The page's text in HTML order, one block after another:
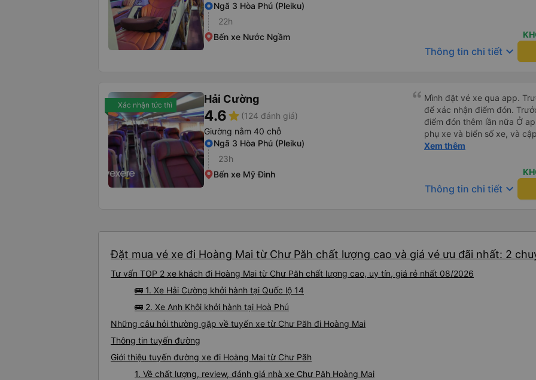
Ngã 3 Hòa Phú (Pleiku)
22h
Bến xe Nước Ngầm
Thông tin chi tiết keyboard_arrow_down
Xác nhận tức thì Hải Cường
4.6star (124 đánh giá)
Giường nằm 40 chỗ
Ngã 3 Hòa Phú (Pleiku)
23h
Bến xe Mỹ Đình
Mình đặt vé xe qua app.
để xác nhận điểm đón.
điểm đón thêm lần nữa Ở app Vexere có cập nhật đúng sđt
phụ xe và biển số xe, và cập
tối là 50k/ người. Chỗ nằm thoải mái, có nước, ổ cắm sạc
Xem thêm
Thông tin chi tiết keyboard_arrow_down
Đặt mua vé xe đi Hoàng Mai từ Chư Păh chất lượng cao và giá vé ưu đãi nhất: 2
Tư vấn TOP 2 xe khách đi Hoàng Mai từ Chư Păh chất lượng cao, uy tín, giá rẻ nhất 08/2026
🚌 1. Xe Hải Cường khởi hành tại Quốc lộ 14
🚌 2. Xe Anh Khôi khởi hành tại Hoà Phú
Những câu hỏi thường gặp về tuyến xe từ Chư Păh đi Hoàng Mai
Thông tin tuyến đường
Giới thiệu tuyến đường xe đi Hoàng Mai từ Chư Păh
1. Về chất lượng, review, đánh giá nhà xe Chư Păh Hoàng Mai